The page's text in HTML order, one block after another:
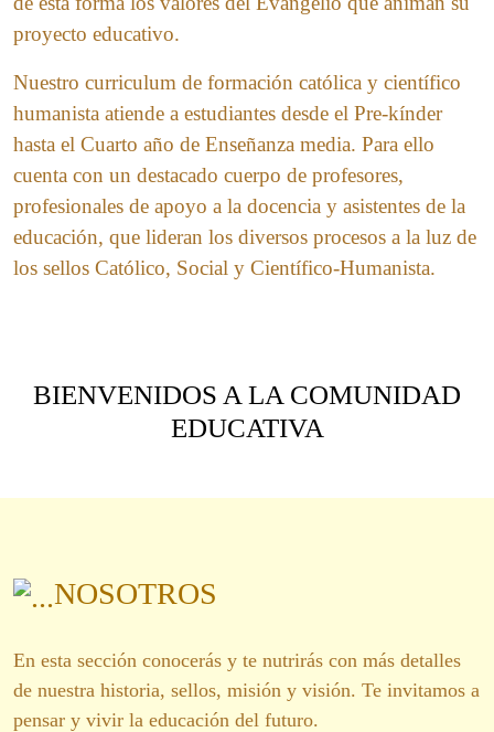
proyecto educativo.
Nuestro curriculum de formación católica y científico
humanista atiende a estudiantes desde el Pre-kínder
hasta el Cuarto año de Enseñanza media. Para ello
cuenta con un destacado cuerpo de profesores,
profesionales de apoyo a la docencia y asistentes de la
educación, que lideran los diversos procesos a la luz de
los sellos Católico, Social y Científico-Humanista.
BIENVENIDOS A LA COMUNIDAD
EDUCATIVA
NOSOTROS
En esta sección conocerás y te nutrirás con más detalles
de nuestra historia, sellos, misión y visión. Te invitamos a
pensar y vivir la educación del futuro.